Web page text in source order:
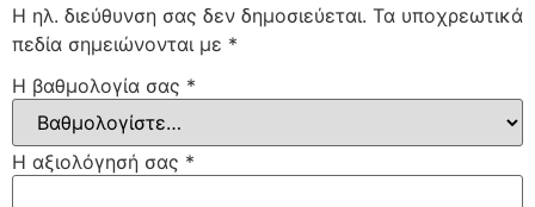
Η ηλ. διεύθυνση σας δεν δημοσιεύεται. Τα υποχρεωτικά
πεδία σημειώνονται με *
Η βαθμολογία σας *
Η αξιολόγησή σας *